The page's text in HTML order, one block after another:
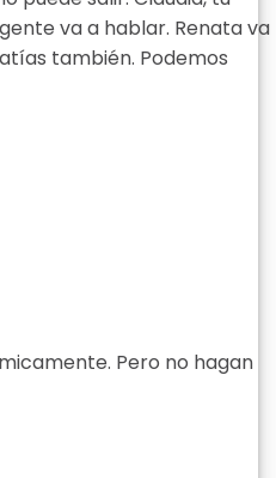
va a hablar. Renata va
también. Podemos
Pero no hagan